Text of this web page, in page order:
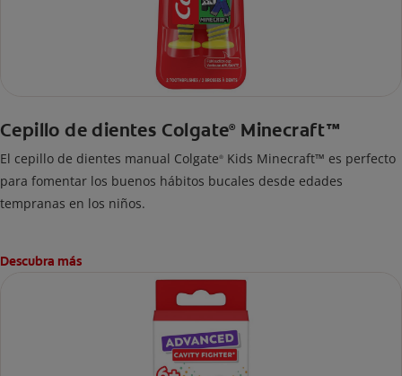
Cepillo de dientes Colgate® Minecraft™
El cepillo de dientes manual Colgate® Kids Minecraft™ es perfecto
para fomentar los buenos hábitos bucales desde edades
tempranas en los niños.
Descubra más